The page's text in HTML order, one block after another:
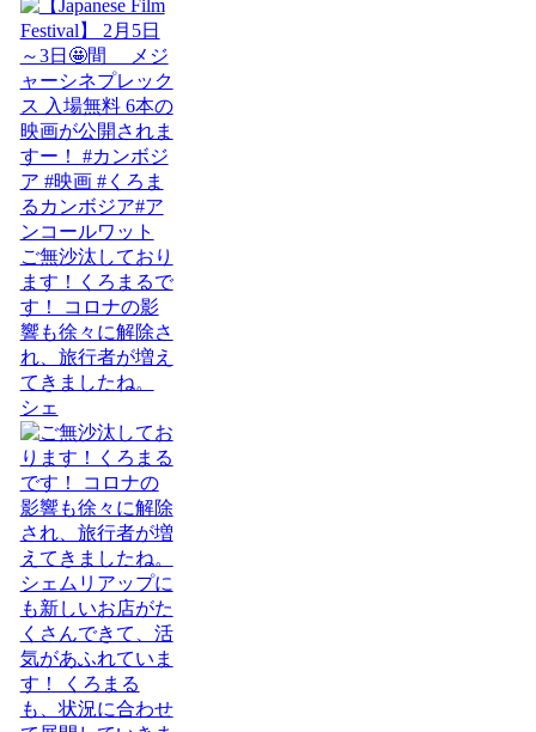
ご無沙汰しており
ます！くろまるで
す！ コロナの影
響も徐々に解除さ
れ、旅行者が増え
てきましたね。
シェ